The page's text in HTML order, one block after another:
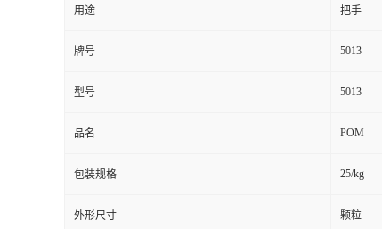
用途 把手
牌号 5013
型号 5013
品名 POM
包装规格 25/kg
外形尺寸 颗粒